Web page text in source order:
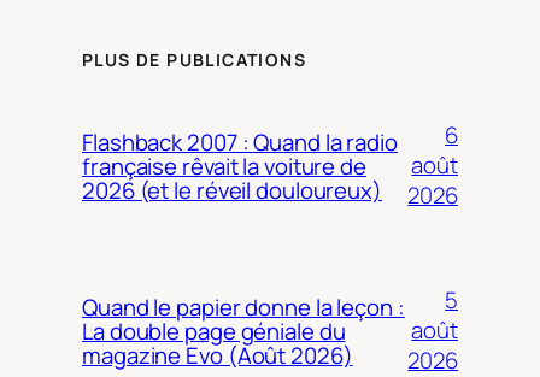
PLUS DE PUBLICATIONS
Flashback 2007 : Quand la radio
française rêvait la voiture de
2026 (et le réveil douloureux)
6
août
2026
Quand le papier donne la leçon :
La double page géniale du
magazine Evo (Août 2026)
5
août
2026